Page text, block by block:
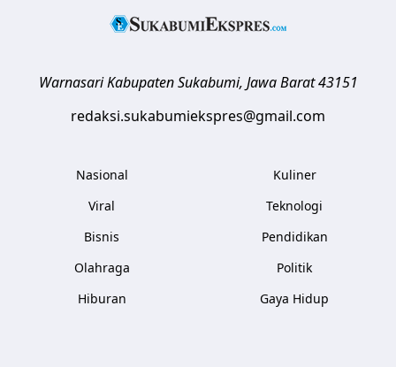
Warnasari Kabupaten Sukabumi, Jawa Barat 43151
redaksi.sukabumiekspres@gmail.com
Nasional
Viral
Bisnis
Olahraga
Hiburan
Kuliner
Teknologi
Pendidikan
Politik
Gaya Hidup